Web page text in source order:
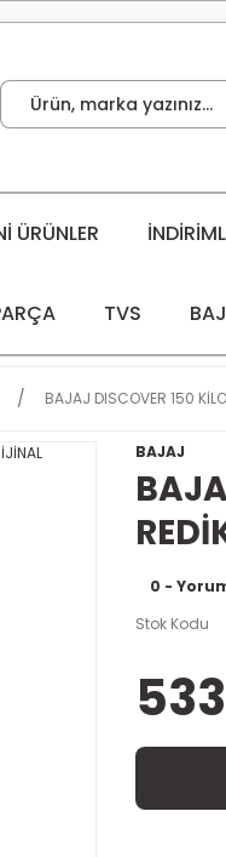
ÜRÜNLER
TVS
BAJAJ DISCOVER 150
BAJAJ
0 -
Stok Kodu